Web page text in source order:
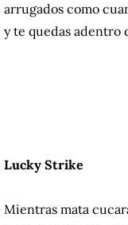
arrugados como
y te quedas adentro
Lucky Strike
Mientras mata